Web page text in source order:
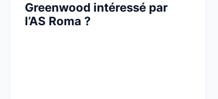
Greenwood intéressé par
l’AS Roma ?